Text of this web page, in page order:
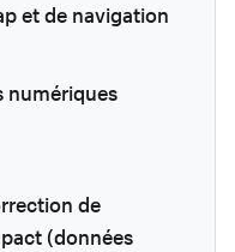
et de navigation
numériques
de
(données